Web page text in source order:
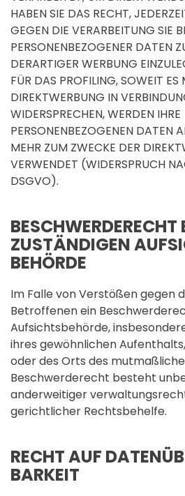
HABEN SIE DAS RECHT,
GEGEN DIE VERARBEITUNG SIE
PERSONENBEZOGENER DATEN
DERARTIGER WERBUNG
FÜR DAS PROFILING, SOWEIT ES
DIREKTWERBUNG IN
WIDERSPRECHEN, WERDEN IHRE
PERSONENBEZOGENEN DATEN
MEHR ZUM ZWECKE DER
VERWENDET (WIDERSPRUCH
DSGVO).
BESCHWERDE­RECHT
ZUSTÄNDIGEN
BEHÖRDE
Im Falle von Verstößen gegen
Betroffenen ein
Aufsichtsbehörde,
ihres gewöhnlichen
oder des Orts des
Beschwerderecht besteht
anderweitiger
gerichtlicher Rechtsbehelfe.
RECHT AUF
BARKEIT